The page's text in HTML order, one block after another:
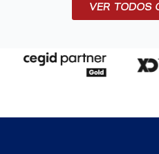
VER TODOS